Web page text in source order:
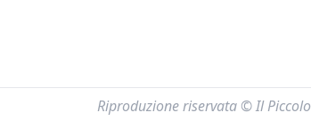
Riproduzione riservata © Il Piccolo